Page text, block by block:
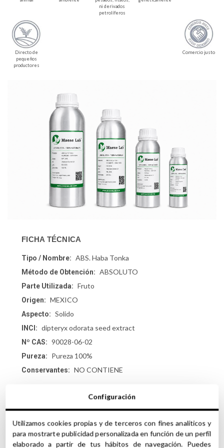
ni derivados
petrolíferos
Directo de
pequeños
productores
Comercio justo
FICHA TÉCNICA
Tipo / Nombre: ABS. Haba Tonka
Método de Obtención: ABSOLUTO
Parte Utilizada: Fruto
Origen: MEXICO
Aspecto: Solido
INCI: dipteryx odorata seed extract
Nº CAS: 90028-06-02
Pureza: Pureza 100%
Conservantes: NO CONTIENE
Precauciones y recomendaciones de uso de
Configuración
Utilizamos cookies propias y de terceros con fines analíticos y
para mostrarte publicidad personalizada en función de un perfil
elaborado a partir de tus hábitos de navegación. Puedes